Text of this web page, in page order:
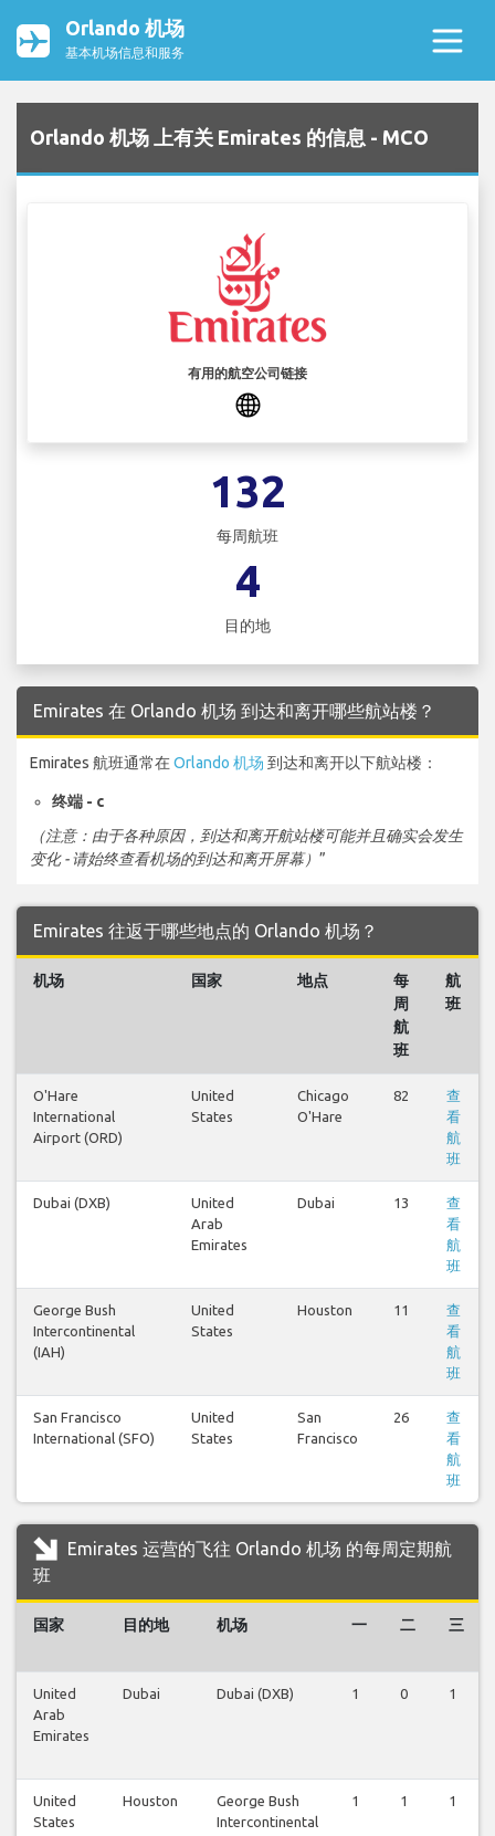
Orlando 机场
基本机场信息和服务
Orlando 机场 上有关 Emirates 的信息 - MCO
有用的航空公司链接
132
每周航班
4
目的地
Emirates 在 Orlando 机场 到达和离开哪些航站楼？
Emirates 航班通常在Orlando 机场 到达和离开以下航站楼：
终端 - c
（注意：由于各种原因，到达和离开航站楼可能并且确实会发生
变化 - 请始终查看机场的到达和离开屏幕） ”
Emirates 往返于哪些地点的 Orlando 机场？
机场 国家 地点
每
周
航
班
航
班
O'Hare
International
Airport (ORD)
United
States
Chicago
O'Hare
82
查
看
航
班
Dubai (DXB)
United
Arab
Emirates
Dubai 13
查
看
航
班
George Bush
Intercontinental
(IAH)
United
States
Houston 11
查
看
航
班
San Francisco
International (SFO)
United
States
San
Francisco
26
查
看
航
班
Emirates 运营的飞往 Orlando 机场 的每周定期航
班
国家 目的地 机场 一 二 三
United
Arab
Emirates
Dubai Dubai (DXB) 1 0 1
United
States
Houston
George Bush
Intercontinental
1 1 1